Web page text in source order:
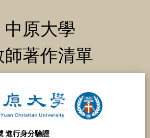
中原大學
師著作清單
進行身分驗證